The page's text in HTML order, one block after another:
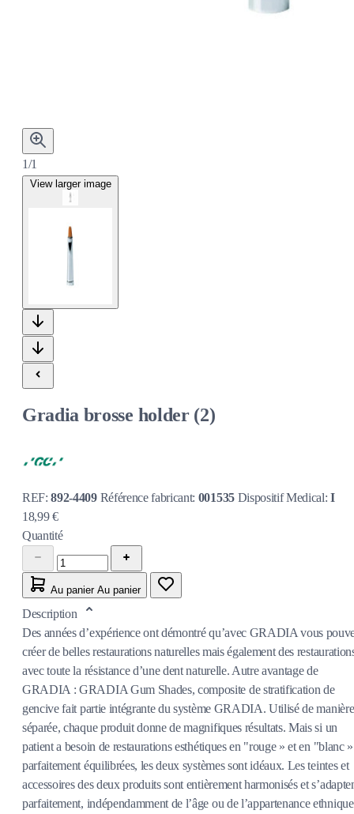
1/1
View larger image
Gradia brosse holder (2)
REF:892-4409 Référence fabricant: 001535 Dispositif Medical:I
18,99 €
Quantité
Au panier Au panier
Description
Des années dʼexpérience ont démontré quʼavec GRADIA vous
créer de belles restaurations naturelles mais également des
avec toute la résistance dʼune dent naturelle. Autre avantage de
GRADIA : GRADIA Gum Shades, composite de stratification de
gencive fait partie intégrante du système GRADIA. Utilisé de manière
séparée, chaque produit donne de magnifiques résultats. Mais si un
patient a besoin de restaurations esthétiques en "rouge » et en "blanc »
parfaitement équilibrées, les deux systèmes sont idéaux. Les teintes et
accessoires des deux produits sont entièrement harmonisés et
parfaitement, indépendamment de lʼâge ou de lʼappartenance ethnique